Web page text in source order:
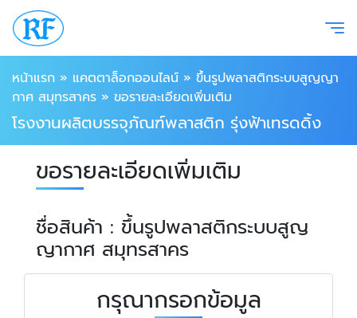
หน้าแรก » แคตตาล็อกออนไลน์ » ขึ้นรูปพลาสติกระบบสูญญา
กาศ สมุทรสาคร » ขอรายละเอียดเพิ่มเติม
โรงงานผลิตบรรจุภัณฑ์พลาสติก รุ่งฟ้าเทรดดิ้ง
ขอรายละเอียดเพิ่มเติม
ชื่อสินค้า : ขึ้นรูปพลาสติกระบบสูญ
ญากาศ สมุทรสาคร
กรุณากรอกข้อมูล